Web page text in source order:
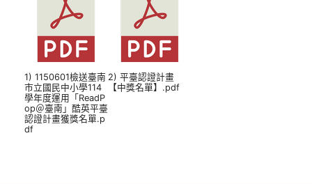
1) 1150601檢送臺南
市立國民中小學114
學年度運用「ReadP
op＠臺南」酷英平臺
認證計畫獲獎名單.p
df
2) 平臺認證計畫
【中獎名單】.pdf